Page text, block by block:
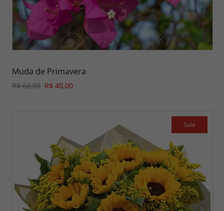
Muda de Primavera
R$ 60,00 R$ 40,00
Sale